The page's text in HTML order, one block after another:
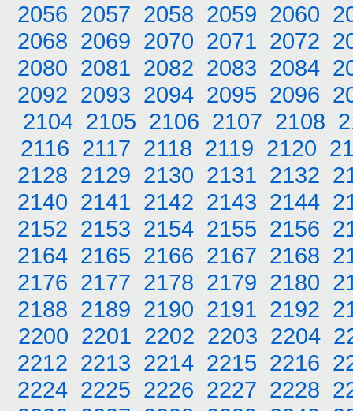
2056 2057 2058 2059 2060
2068 2069 2070 2071 2072
2080 2081 2082 2083 2084
2092 2093 2094 2095 2096
2104 2105 2106 2107 2108
2116 2117 2118 2119 2120
2128 2129 2130 2131 2132
2140 2141 2142 2143 2144
2152 2153 2154 2155 2156
2164 2165 2166 2167 2168
2176 2177 2178 2179 2180
2188 2189 2190 2191 2192
2200 2201 2202 2203 2204
2212 2213 2214 2215 2216
2224 2225 2226 2227 2228